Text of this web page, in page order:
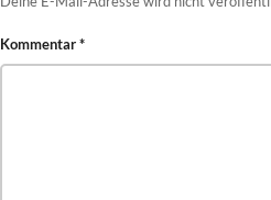
Kommentar*